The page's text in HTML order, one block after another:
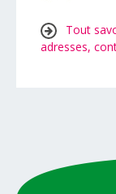
Tout
adresses,